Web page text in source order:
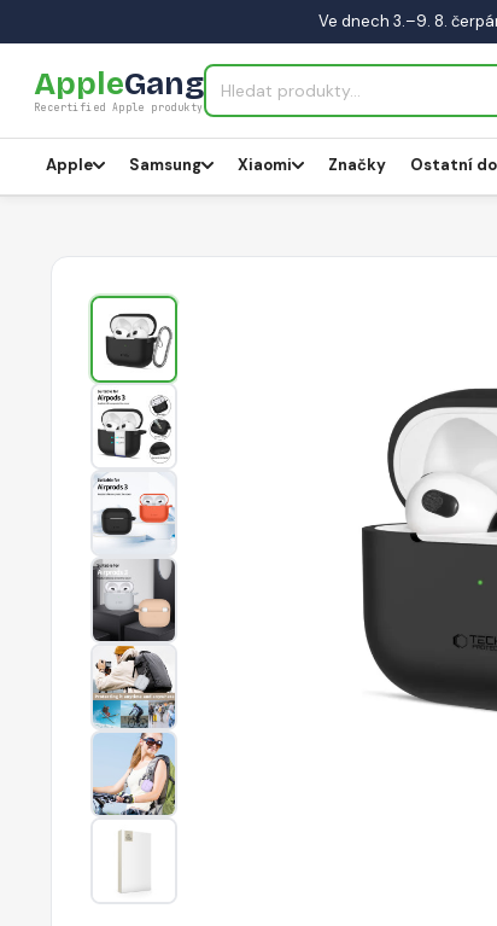
Ve dnech 3.–9. 8.
AppleGang
Recertified Apple produkty
Apple Samsung Xiaomi Značky Ostatní